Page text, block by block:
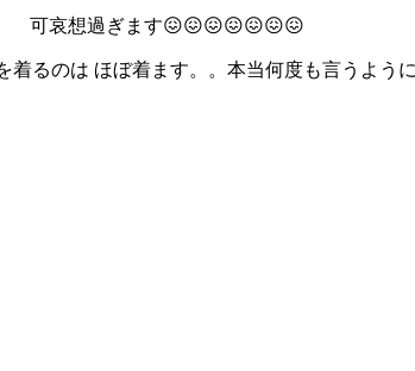
可哀想過ぎます😖😖😖😖😖😖😖
るのは ほぼ着ます。。本当何度も言うよう